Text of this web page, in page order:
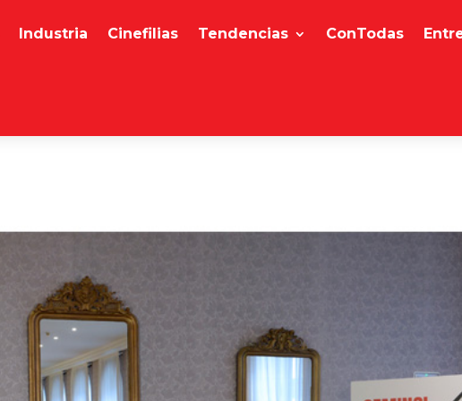
Industria Cinefilias Tendencias ConTodas